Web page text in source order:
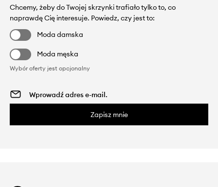
Chcemy, żeby do Twojej skrzynki trafiało tylko to, co
naprawdę Cię interesuje. Powiedz, czy jest to:
Moda damska
Moda męska
Wybór oferty jest opcjonalny
Zapisz mnie